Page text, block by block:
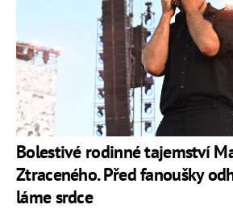
Bolestivé rodinné tajemství
Ztraceného. Před fanoušky
láme srdce